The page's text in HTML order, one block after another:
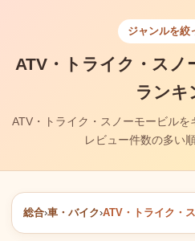
ジャンルを絞
ATV・トライク・スノ
ランキ
ATV・トライク・スノーモービルを
レビュー件数の多い
総合›車・バイク›ATV・トライク・